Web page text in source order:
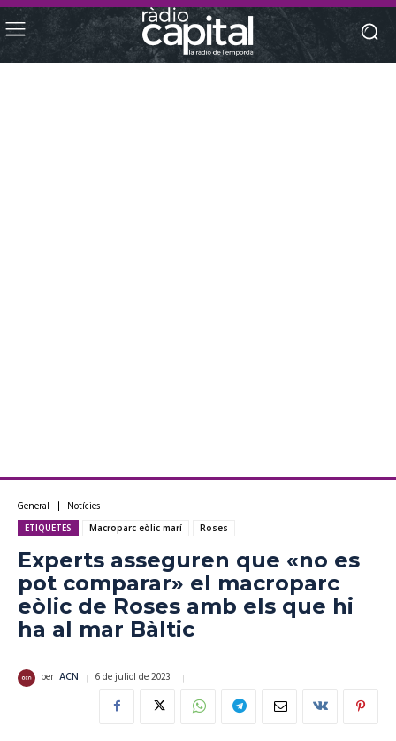
General Notícies
ETIQUETES Macroparc eòlic marí Roses
Experts asseguren que «no es
pot comparar» el macroparc
eòlic de Roses amb els que hi
ha al mar Bàltic
per ACN 6 de juliol de 2023